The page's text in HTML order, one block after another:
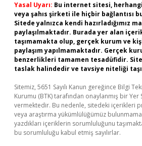
Yasal Uyarı: Bu internet sitesi,
veya şahıs şirketi ile hiçbir bağlantısı
Sitede yalnızca kendi hazırladığımız
paylaşılmaktadır. Burada yer alan
taşımamakta olup, gerçek kurum ve
paylaşım yapılmamaktadır. Gerçek
benzerlikleri tamamen tesadüfidir.
taslak halindedir ve tavsiye niteliği
Sitemiz, 5651 Sayılı Kanun gereğince Bilgi
Kurumu (BTK) tarafından onaylanmış bir Yer
vermektedir. Bu nedenle, sitedeki içerikleri
veya araştırma yükümlülüğümüz
yazdıkları içeriklerin sorumluluğunu
bu sorumluluğu kabul etmiş sayılırlar.